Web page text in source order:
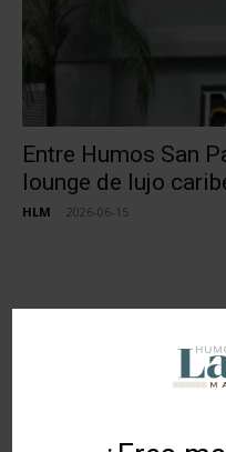
Entre Humos San
lounge de lujo
HLM 2026-06-15